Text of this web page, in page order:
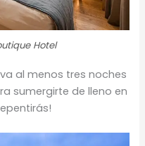
Hotel
al menos tres noches
sumergirte de lleno en